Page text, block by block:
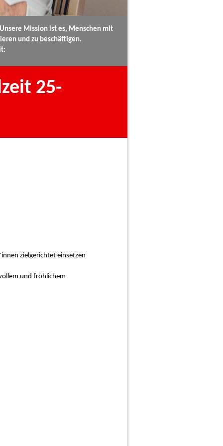
Mission ist es, Menschen mit
und zu beschäftigen.
25-
zielgerichtet einsetzen
und fröhlichem